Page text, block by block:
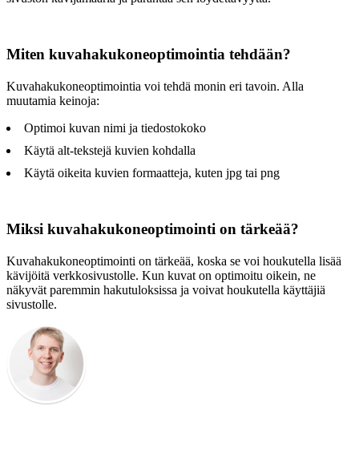
Miten kuvahakukoneoptimointia tehdään?
Kuvahakukoneoptimointia voi tehdä monin eri tavoin. Alla
muutamia keinoja:
Optimoi kuvan nimi ja tiedostokoko
Käytä alt-tekstejä kuvien kohdalla
Käytä oikeita kuvien formaatteja, kuten jpg tai png
Miksi kuvahakukoneoptimointi on tärkeää?
Kuvahakukoneoptimointi on tärkeää, koska se voi houkutella lisää
kävijöitä verkkosivustolle. Kun kuvat on optimoitu oikein, ne
näkyvät paremmin hakutuloksissa ja voivat houkutella käyttäjiä
sivustolle.